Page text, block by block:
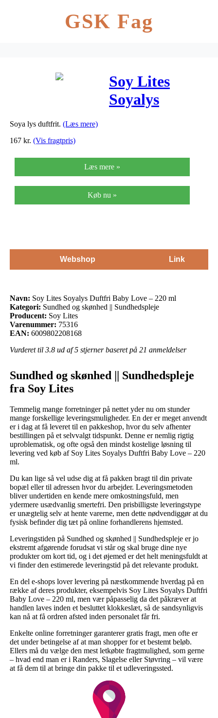
GSK Fag
Soy Lites
Soyalys
Soya lys duftfrit. (Læs mere)
167 kr. (Vis fragtpris)
Læs mere »
Køb nu »
Webshop Link
Navn: Soy Lites Soyalys Duftfri Baby Love – 220 ml
Kategori: Sundhed og skønhed || Sundhedspleje
Producent: Soy Lites
Varenummer: 75316
EAN: 6009802208168
Vurderet til 3.8 ud af 5 stjerner baseret på 21 anmeldelser
Sundhed og skønhed || Sundhedspleje
fra Soy Lites
Temmelig mange forretninger på nettet yder nu om stunder
mange forskellige leveringsmuligheder. En der er meget anvendt
er i dag at få leveret til en pakkeshop, hvor du selv afhenter
bestillingen på et selvvalgt tidspunkt. Denne er nemlig rigtig
uproblematisk, og ofte også den mindst kostelige løsning til
levering ved køb af Soy Lites Soyalys Duftfri Baby Love – 220
ml.
Du kan lige så vel udse dig at få pakken bragt til din private
bopæl eller til adressen hvor du arbejder. Leveringsmetoden
bliver undertiden en kende mere omkostningsfuld, men
ydermere usædvanlig smertefri. Den prisbilligste leveringstype
er unægtelig selv at hente varerne, men dette nødvendiggør at du
fysisk befinder dig tæt på online forhandlerens hjemsted.
Leveringstiden på Sundhed og skønhed || Sundhedspleje er jo
ekstremt afgørende forudsat vi står og skal bruge dine nye
produkter om kort tid, og i det øjemed er det helt meningsfuldt at
vi finder den estimerede leveringstid på det relevante produkt.
En del e-shops lover levering på næstkommende hverdag på en
række af deres produkter, eksempelvis Soy Lites Soyalys Duftfri
Baby Love – 220 ml, men vær påpasselig da det påkræver at
handlen laves inden et besluttet klokkeslæt, så de sandsynligvis
kan nå at få ordren afsted inden personalet får fri.
Enkelte online forretninger garanterer gratis fragt, men ofte er
det under betingelse af at man shopper for et bestemt beløb.
Ellers må du vælge den mest letkøbte fragtmulighed, som gerne
– hvad end man er i Randers, Slagelse eller Støvring – vil være
at få dem til at bringe din pakke til et udleveringssted.